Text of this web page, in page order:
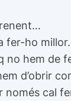
fer-ho
no hem de
d’obrir
cal